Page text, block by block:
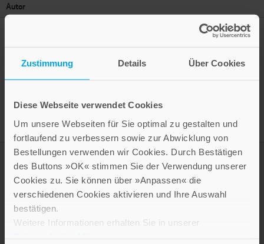
Zustimmung Details Über Cookies
Diese Webseite verwendet Cookies
Um unsere Webseiten für Sie optimal zu gestalten und
fortlaufend zu verbessern sowie zur Abwicklung von
Bestellungen verwenden wir Cookies. Durch Bestätigen
des Buttons »OK« stimmen Sie der Verwendung unserer
Cookies zu. Sie können über »Anpassen« die
verschiedenen Cookies aktivieren und Ihre Auswahl
bestätigen.
Weitere Informationen erhalten Sie in unserer
Autor